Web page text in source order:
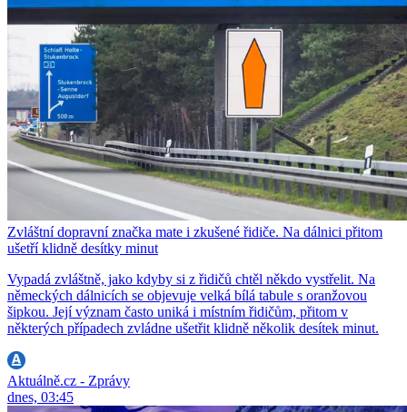
Zvláštní dopravní značka mate i zkušené řidiče. Na dálnici přitom
ušetří klidně desítky minut
Vypadá zvláštně, jako kdyby si z řidičů chtěl někdo vystřelit. Na
německých dálnicích se objevuje velká bílá tabule s oranžovou
šipkou. Její význam často uniká i místním řidičům, přitom v
některých případech zvládne ušetřit klidně několik desítek minut.
Aktuálně.cz - Zprávy
dnes, 03:45